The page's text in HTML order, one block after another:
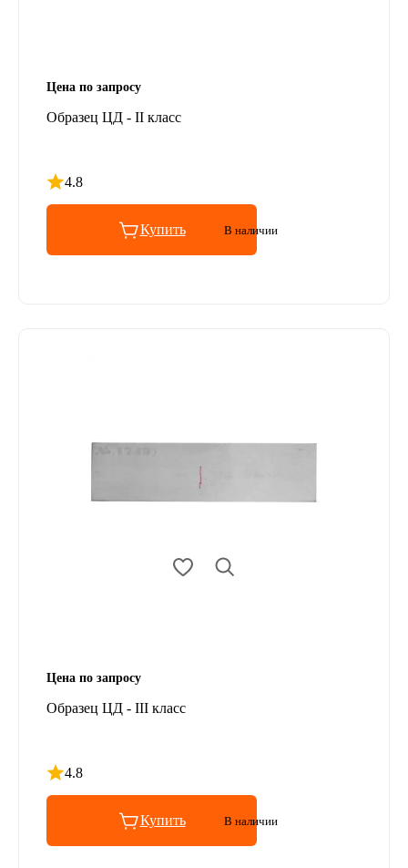
Цена по запросу
Образец ЦД - II класс
4.8
Рейтинг 4.8 из 5
Купить В наличии
Цена по запросу
Образец ЦД - III класс
4.8
Рейтинг 4.8 из 5
Купить В наличии